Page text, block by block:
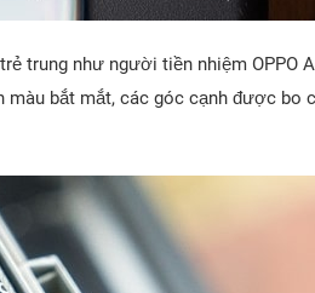
trung như người tiền nhiệm OPPO
bắt mắt, các góc cạnh được bo